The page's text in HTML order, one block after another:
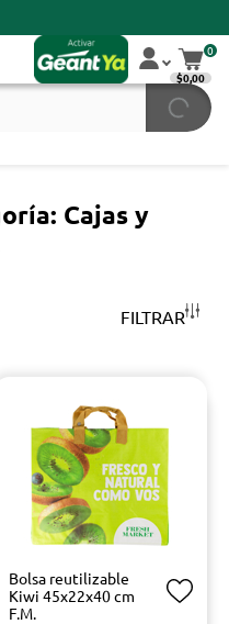
0
$0,00
Cajas y
FILTRAR
Bolsa reutilizable
Kiwi 45x22x40 cm
F.M.